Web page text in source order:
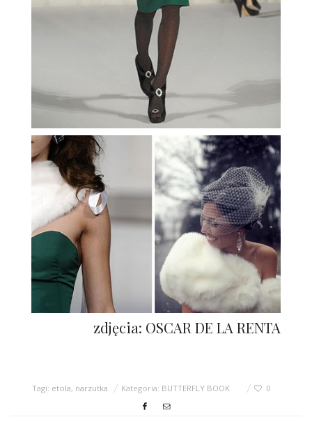
zdjęcia: OSCAR DE LA RENTA
Tagi: etola, narzutka Kategoria: BUTTERFLY BOOK 0